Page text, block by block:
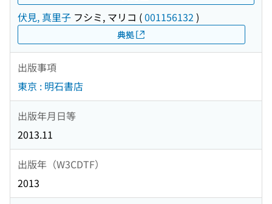
伏見, 真里子 フシミ, マリコ (001156132 )
典拠
出版事項
東京 : 明石書店
出版年月日等
2013.11
出版年（W3CDTF）
2013